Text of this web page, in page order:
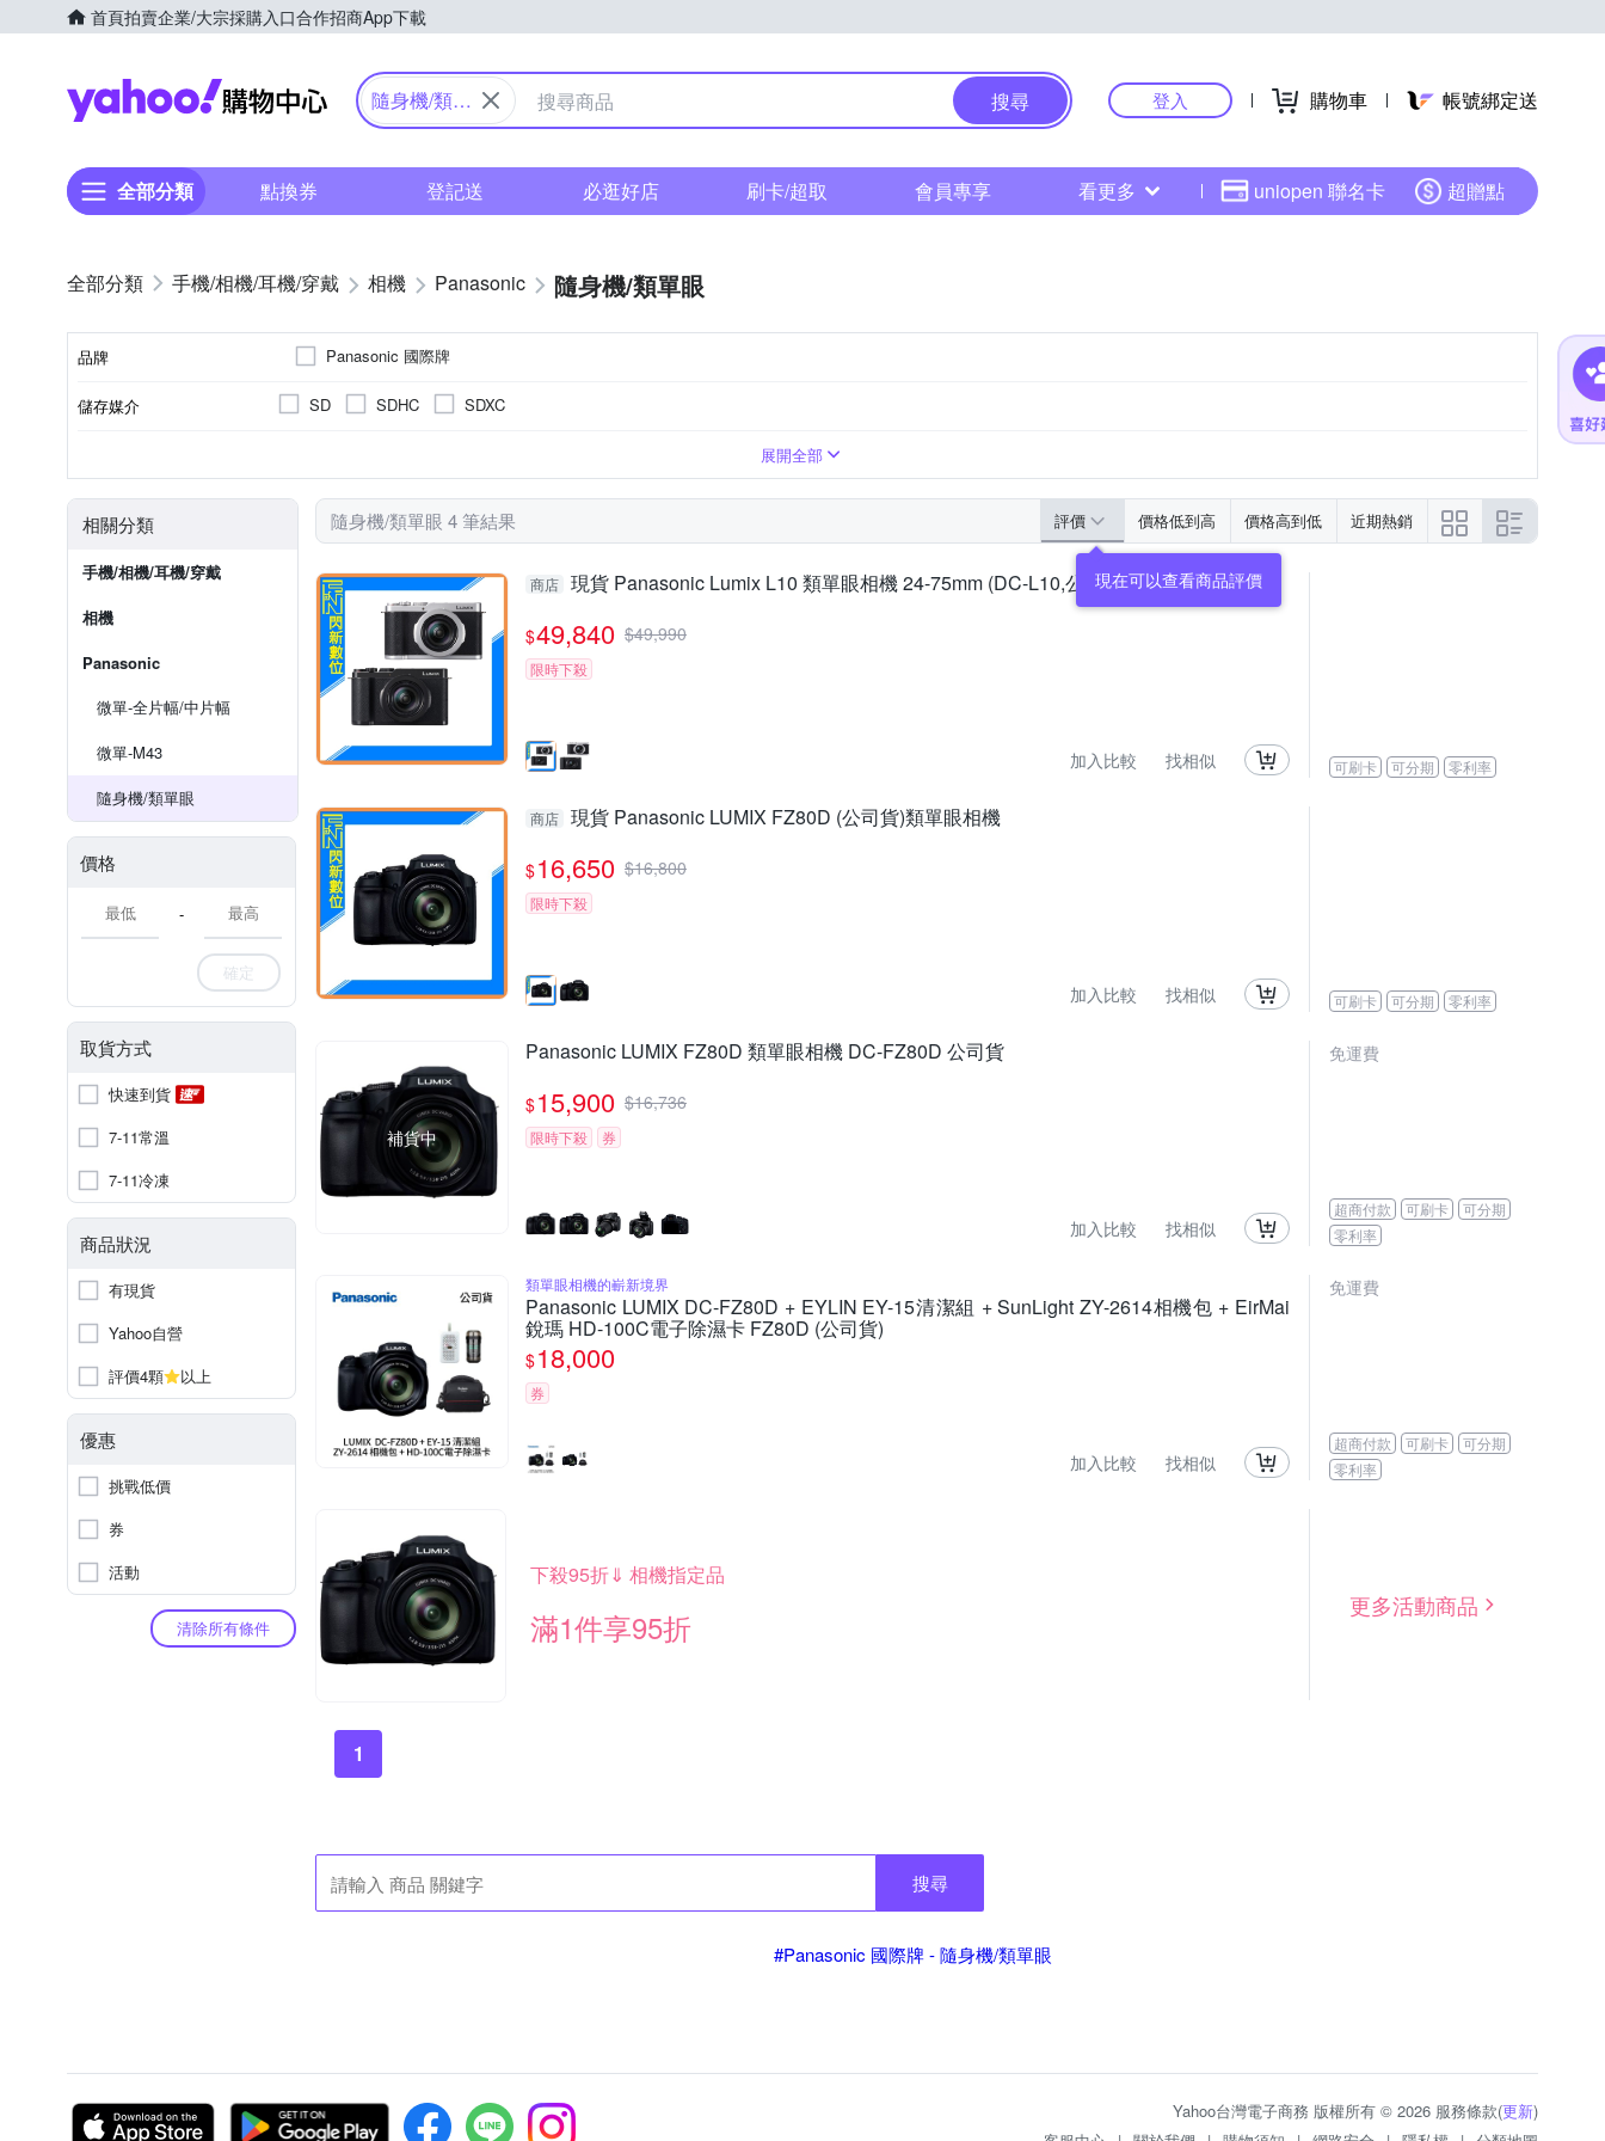
首頁拍賣企業/大宗採購入口合作招商App下載
Yahoo購物中心
隨身機/類單
搜尋 登入 購物車 帳號綁定送
全部分類 點換券 登記送 必逛好店 刷卡/超取 會員專享 看更多 uniopen 聯名卡 超贈點
手機/相機/耳機/穿戴 相機 Panasonic 隨身機/類單眼
品牌 Panasonic 國際牌
儲存媒介 SD SDHC SDXC
展開全部
相關分類
手機/相機/耳機/穿戴
相機
Panasonic
微單-全片幅/中片幅
微單-M43
隨身機/類單眼
價格
-
確定
取貨方式
快速到貨
7-11常溫
7-11冷凍
商品狀況
有現貨
Yahoo自營
評價4顆
以上
優惠
挑戰低價
券
活動
清除所有條件
隨身機/類單眼 4 筆結果 評價 價格低到高 價格高到低 近期熱銷
現在可以查看商品評價
商店 現貨 Panasonic Lumix L10 類單眼相機 24-75mm (DC-L10,公司貨)
$49,840 $49,990
限時下殺
加入比較 找相似 可刷卡 可分期 零利率
商店 現貨 Panasonic LUMIX FZ80D (公司貨)類單眼相機
$16,650 $16,800
限時下殺
加入比較 找相似 可刷卡 可分期 零利率
補貨中
Panasonic LUMIX FZ80D 類單眼相機 DC-FZ80D 公司貨
$15,900 $16,736
限時下殺 券
加入比較 找相似
免運費
超商付款 可刷卡
可分期
零利率
類單眼相機的嶄新境界
Panasonic LUMIX DC-FZ80D + EYLIN EY-15清潔組 + SunLight ZY-2614相機包 + EirMai
銳瑪 HD-100C電子除濕卡 FZ80D (公司貨)
$18,000
券
加入比較 找相似
免運費
超商付款 可刷卡
可分期
零利率
下殺95折⇓ 相機指定品
滿1件享95折
更多活動商品
1
搜尋
#Panasonic 國際牌 - 隨身機/類單眼
Yahoo台灣電子商務 版權所有 © 2026 服務條款(更新)